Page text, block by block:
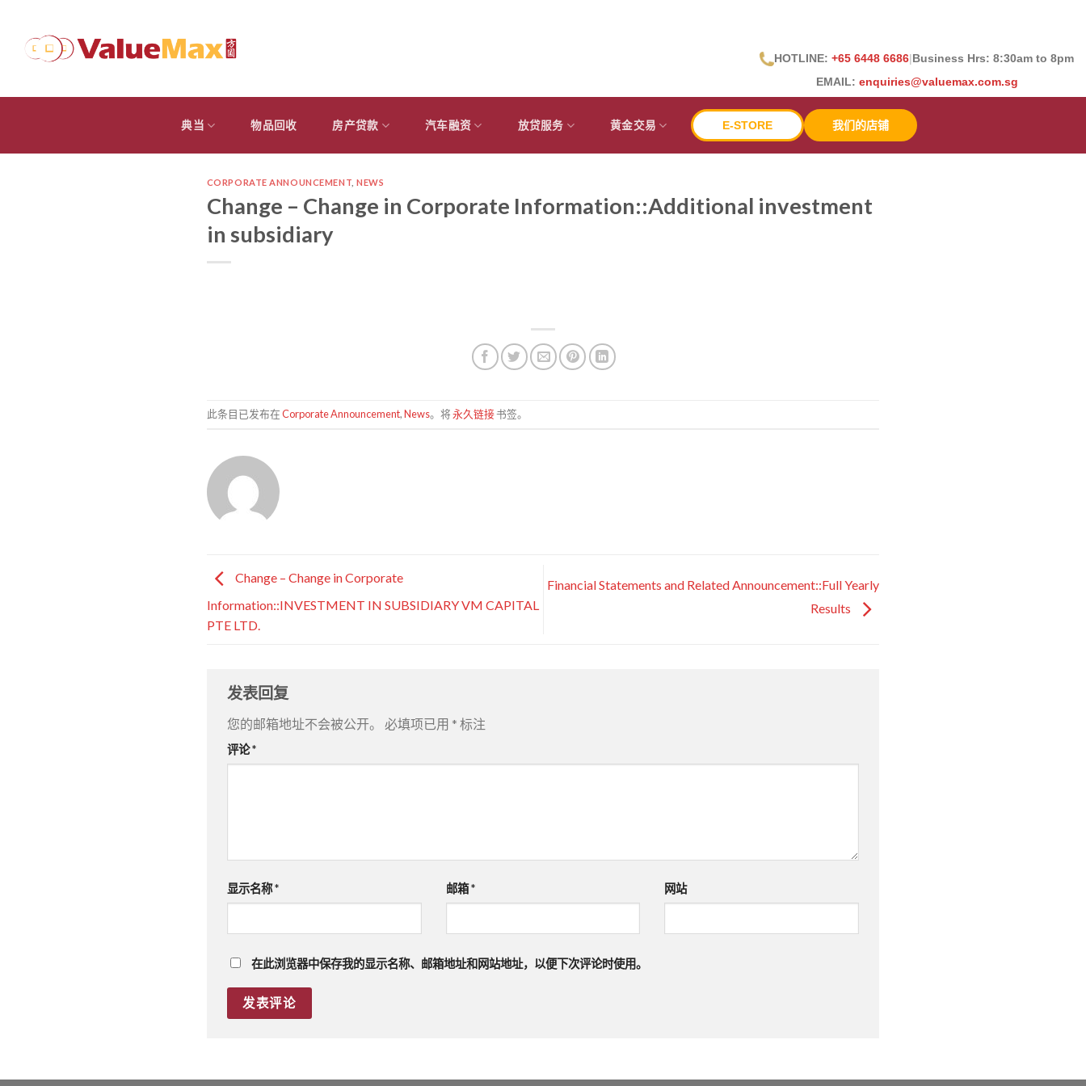
HOTLINE: +65 6448 6686|Business Hrs: 8:30am to 8pm
EMAIL: enquiries@valuemax.com.sg
典当 物品回收 房产贷款 汽车融资 放贷服务 黄金交易 E-STORE 我们的店铺
CORPORATE ANNOUNCEMENT ,NEWS
Change – Change in Corporate Information::Additional investment
in subsidiary
此条目已发布在Corporate Announcement,News。将永久链接书签。
Change – Change in Corporate
Information::INVESTMENT IN SUBSIDIARY VM CAPITAL
PTE LTD.
Financial Statements and Related Announcement::Full Yearly
Results
发表回复
您的邮箱地址不会被公开。 必填项已用 * 标注
评论*
显示名称* 邮箱* 网站
在此浏览器中保存我的显示名称、邮箱地址和网站地址，以便下次评论时使用。